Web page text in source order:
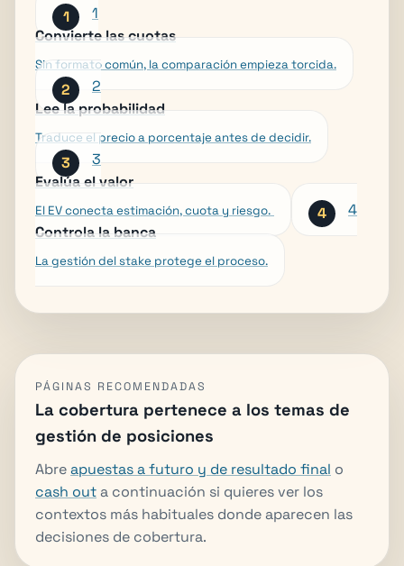
1
Convierte las cuotas
Sin formato común, la comparación empieza torcida.
2
Lee la probabilidad
Traduce el precio a porcentaje antes de decidir.
3
Evalúa el valor
El EV conecta estimación, cuota y riesgo.
4
Controla la banca
La gestión del stake protege el proceso.
PÁGINAS RECOMENDADAS
La cobertura pertenece a los temas de
gestión de posiciones
Abreapuestas a futuro y de resultado final o
cash outa continuación si quieres ver los
contextos más habituales donde aparecen las
decisiones de cobertura.